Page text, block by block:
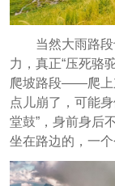
当然大雨路
力，真正“压死骆
爬坡路段——爬上
点儿崩了，可能
堂鼓”，身前身后
坐在路边的，一个